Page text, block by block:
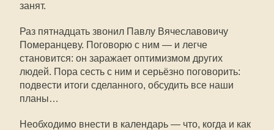
занят.
Раз пятнадцать звонил Павлу Вячеславовичу
Померанцеву. Поговорю с ним — и легче
становится: он заражает оптимизмом других
людей. Пора сесть с ним и серьёзно поговорить:
подвести итоги сделанного, обсудить все наши
планы…
Необходимо внести в календарь — что, когда и как